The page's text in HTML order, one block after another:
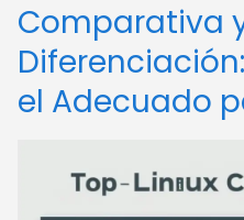
Comparativa
el Adecuado